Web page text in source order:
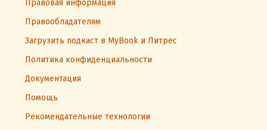
Правовая информация
Правообладателям
Загрузить подкаст в MyBook и Литрес
Политика конфиденциальности
Документация
Помощь
Рекомендательные технологии